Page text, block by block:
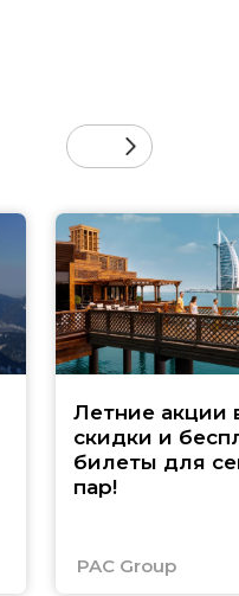
Летние акции
скидки и
билеты для
пар!
PAC Group